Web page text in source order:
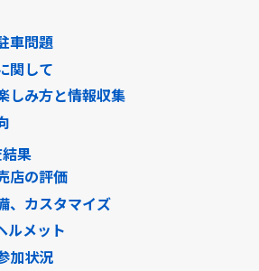
車問題
関して
しみ方と情報収集
果
店の評価
、カスタマイズ
ルメット
加状況